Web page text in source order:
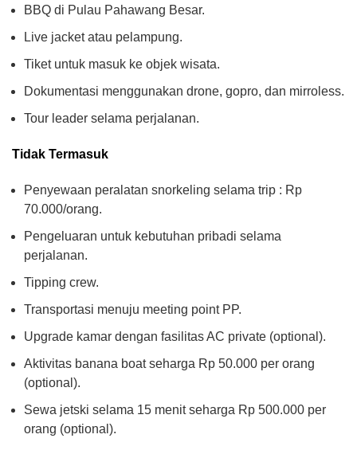
BBQ di Pulau Pahawang Besar.
Live jacket atau pelampung.
Tiket untuk masuk ke objek wisata.
Dokumentasi menggunakan drone, gopro, dan mirroless.
Tour leader selama perjalanan.
Tidak Termasuk
Penyewaan peralatan snorkeling selama trip : Rp
70.000/orang.
Pengeluaran untuk kebutuhan pribadi selama
perjalanan.
Tipping crew.
Transportasi menuju meeting point PP.
Upgrade kamar dengan fasilitas AC private (optional).
Aktivitas banana boat seharga Rp 50.000 per orang
(optional).
Sewa jetski selama 15 menit seharga Rp 500.000 per
orang (optional).